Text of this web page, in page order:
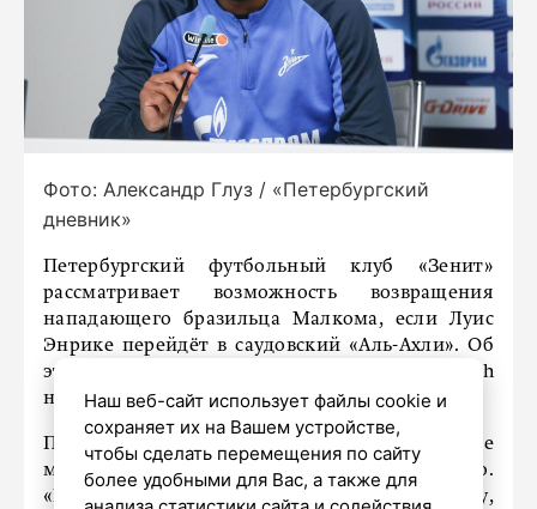
Фото: Александр Глуз / «Петербургский
дневник»
Петербургский футбольный клуб «Зенит»
рассматривает возможность возвращения
нападающего бразильца Малкома, если Луис
Энрике перейдёт в саудовский «Аль-Ахли». Об
этом сообщает «
» со ссылкой на «Mash
на спорте».
По данным источника, сине-бело-голубые
могут отпустить Энрике за 50 миллионов евро.
«Если саудовцы, ищущие замену Рияду Марезу,
Наш веб-сайт использует файлы cookie и
сохраняет их на Вашем устройстве,
чтобы сделать перемещения по сайту
более удобными для Вас, а также для